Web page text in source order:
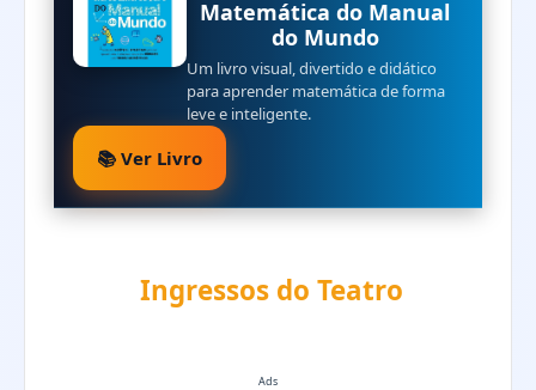
Matemática do Manual
do Mundo
Um livro visual, divertido e didático
para aprender matemática de forma
leve e inteligente.
📚 Ver Livro
Ingressos do Teatro
Ads